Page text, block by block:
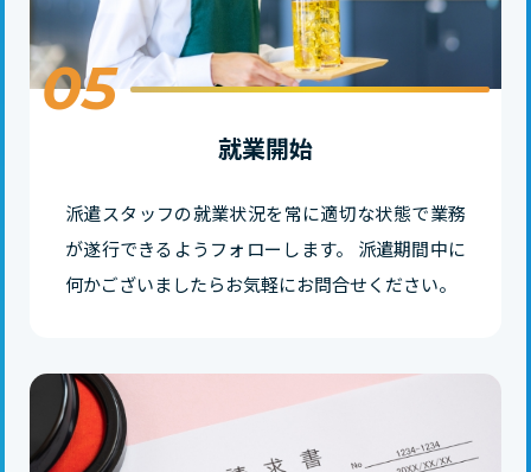
05
就業開始
派遣スタッフの就業状況を常に適切な状態で業務
が遂行できるようフォローします。 派遣期間中に
何かございましたらお気軽にお問合せください。